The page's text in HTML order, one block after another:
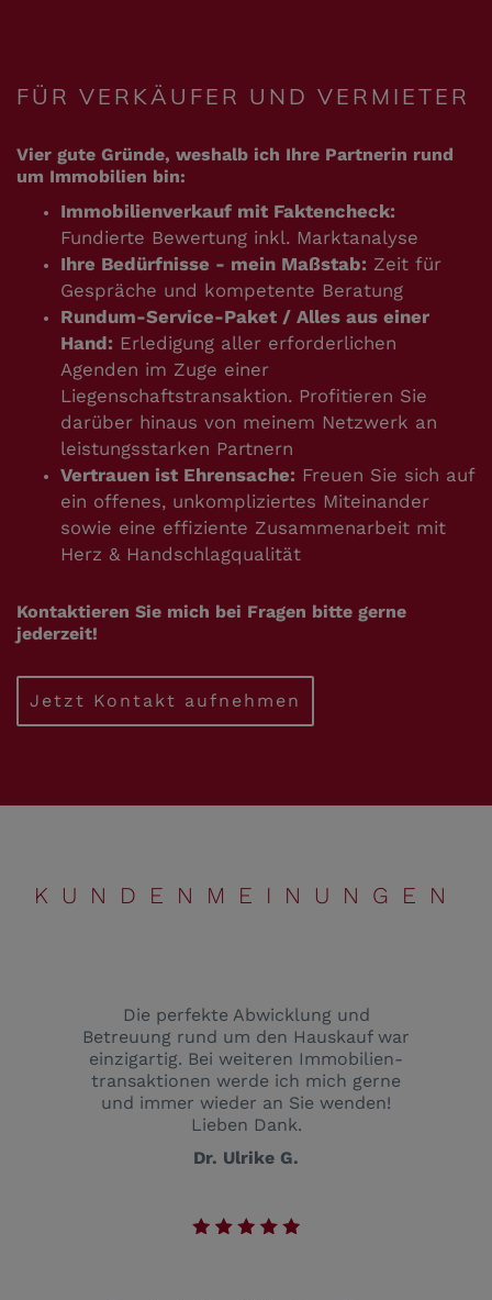
FÜR VERKÄUFER UND VERMIETER
Vier gute Gründe, weshalb ich Ihre Partnerin rund
um Immobilien bin:
Immobilienverkauf mit Faktencheck:
Fundierte Bewertung inkl. Marktanalyse
Ihre Bedürfnisse - mein Maßstab: Zeit für
Gespräche und kompetente Beratung
Rundum-Service-Paket / Alles aus einer
Hand: Erledigung aller erforderlichen
Agenden im Zuge einer
Liegenschaftstransaktion. Profitieren Sie
darüber hinaus von meinem Netzwerk an
leistungsstarken Partnern
Vertrauen ist Ehrensache: Freuen Sie sich auf
ein offenes, unkompliziertes Miteinander
sowie eine effiziente Zusammenarbeit mit
Herz & Handschlagqualität
Kontaktieren Sie mich bei Fragen bitte gerne
jederzeit!
Jetzt Kontakt aufnehmen
KUNDEN­MEINUNGEN
Die perfekte Abwicklung und
Betreuung rund um den Hauskauf war
einzigartig. Bei weiteren Immobilien­
transaktionen werde ich mich gerne
und immer wieder an Sie wenden!
Lieben Dank.
Dr. Ulrike G.